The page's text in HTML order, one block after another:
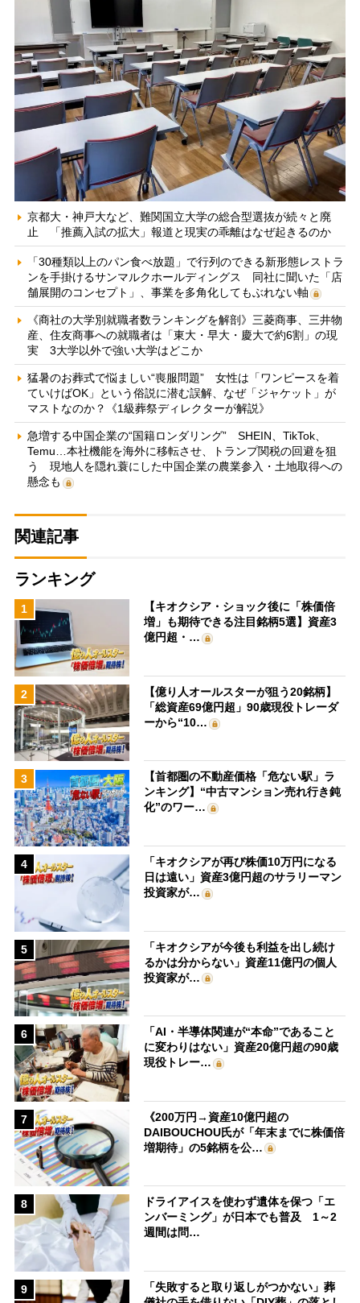
京都大・神戸大など、難関国立大学の総合型選抜が続々と廃
止 「推薦入試の拡大」報道と現実の乖離はなぜ起きるのか
「30種類以上のパン食べ放題」で行列のできる新形態レストラ
ンを手掛けるサンマルクホールディングス 同社に聞いた「店
舗展開のコンセプト」、事業を多角化してもぶれない軸
《商社の大学別就職者数ランキングを解剖》三菱商事、三井物
産、住友商事への就職者は「東大・早大・慶大で約6割」の現
実 3大学以外で強い大学はどこか
猛暑のお葬式で悩ましい“喪服問題” 女性は「ワンピースを着
ていけばOK」という俗説に潜む誤解、なぜ「ジャケット」が
マストなのか？《1級葬祭ディレクターが解説》
急増する中国企業の“国籍ロンダリング” SHEIN、TikTok、
Temu…本社機能を海外に移転させ、トランプ関税の回避を狙
う 現地人を隠れ蓑にした中国企業の農業参入・土地取得への
懸念も
関連記事
ランキング
1
【キオクシア・ショック後に「株価倍
増」も期待できる注目銘柄5選】資産3
億円超・…
2
【億り人オールスターが狙う20銘柄】
「総資産69億円超」90歳現役トレーダ
ーから“10…
3
【首都圏の不動産価格「危ない駅」ラ
ンキング】“中古マンション売れ行き鈍
化”のワー…
4
「キオクシアが再び株価10万円になる
日は遠い」資産3億円超のサラリーマン
投資家が…
5
「キオクシアが今後も利益を出し続け
るかは分からない」資産11億円の個人
投資家が…
6
「AI・半導体関連が“本命”であること
に変わりはない」資産20億円超の90歳
現役トレー…
7
《200万円→資産10億円超の
DAIBOUCHOU氏が「年末までに株価倍
増期待」の5銘柄を公…
8
ドライアイスを使わず遺体を保つ「エ
ンバーミング」が日本でも普及 1～2
週間は問…
9
「失敗すると取り返しがつかない」葬